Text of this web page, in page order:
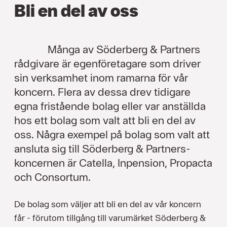
Bli en del av oss
Många av Söderberg & Partners
rådgivare är egenföretagare som driver
sin verksamhet inom ramarna för vår
koncern. Flera av dessa drev tidigare
egna fristående bolag eller var anställda
hos ett bolag som valt att bli en del av
oss. Några exempel på bolag som valt att
ansluta sig till Söderberg & Partners-
koncernen är Catella, Inpension, Propacta
och Consortum.
De bolag som väljer att bli en del av vår koncern
får - förutom tillgång till varumärket Söderberg &